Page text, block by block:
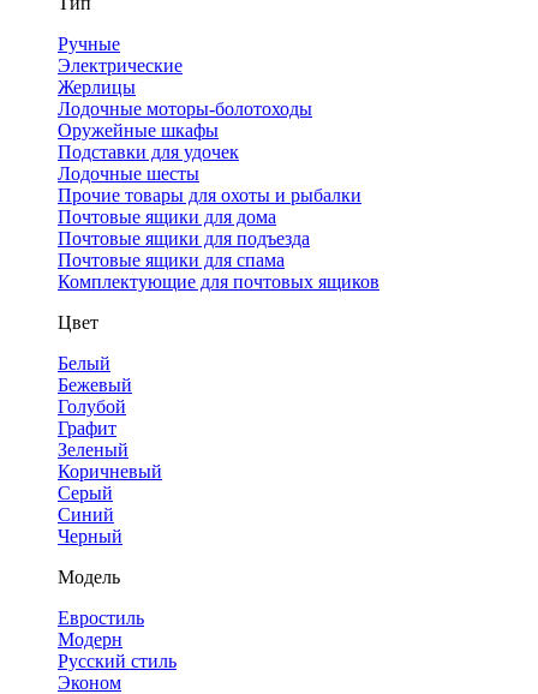
Ручные
Электрические
Жерлицы
Лодочные моторы-болотоходы
Оружейные шкафы
Подставки для удочек
Лодочные шесты
Прочие товары для охоты и рыбалки
Почтовые ящики для дома
Почтовые ящики для подъезда
Почтовые ящики для спама
Комплектующие для почтовых ящиков
Цвет
Белый
Бежевый
Голубой
Графит
Зеленый
Коричневый
Серый
Синий
Черный
Модель
Евростиль
Модерн
Русский стиль
Эконом